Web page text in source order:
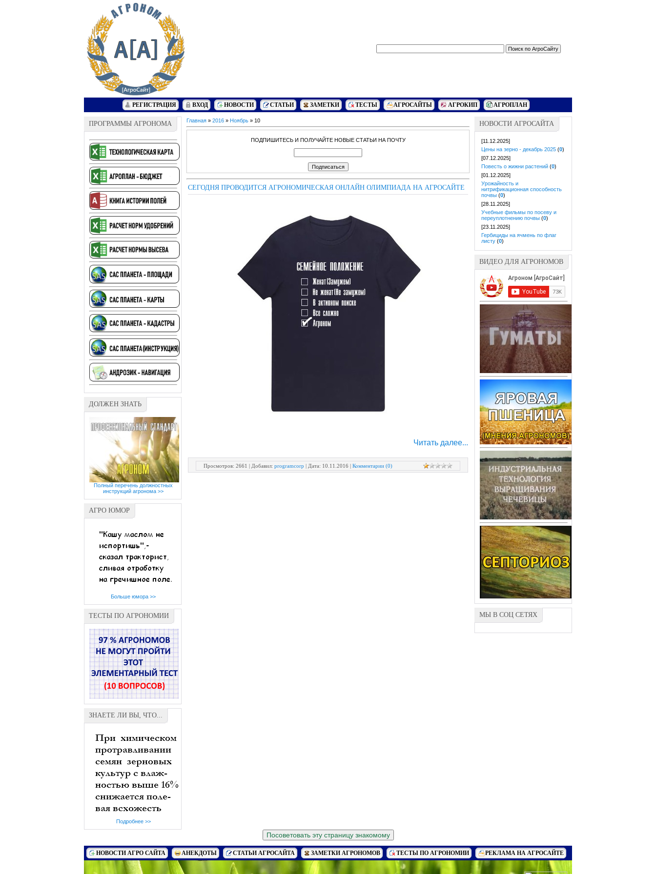
РЕГИСТРАЦИЯ ВХОД НОВОСТИ СТАТЬИ ЗАМЕТКИ ТЕСТЫ АГРОСАЙТЫ АГРОКИП АГРОПЛАН
ПРОГРАММЫ АГРОНОМА
ДОЛЖЕН ЗНАТЬ
Полный перечень должностных
инструкций агронома >>
АГРО ЮМОР
Больше юмора >>
ТЕСТЫ ПО АГРОНОМИИ
ЗНАЕТЕ ЛИ ВЫ, ЧТО...
Подробнее >>
НОВОСТИ АГРОСАЙТА
[11.12.2025]
Цены на зерно - декабрь 2025 (0)
[07.12.2025]
Повесть о жижни растений (0)
[01.12.2025]
Урожайность и
нитрификационная способность
почвы (0)
[28.11.2025]
Учебные фильмы по посеву и
переуплотнению почвы (0)
[23.11.2025]
Гербициды на ячмень по флаг
листу (0)
ВИДЕО ДЛЯ АГРОНОМОВ
МЫ В СОЦ СЕТЯХ
Главная » 2016 » Ноябрь » 10
ПОДПИШИТЕСЬ И ПОЛУЧАЙТЕ НОВЫЕ СТАТЬИ НА ПОЧТУ
СЕГОДНЯ ПРОВОДИТСЯ АГРОНОМИЧЕСКАЯ ОНЛАЙН ОЛИМПИАДА НА АГРОСАЙТЕ
Читать далее...
Просмотров: 2661 | Добавил: programcorp | Дата: 10.11.2016 | Комментарии (0)
НОВОСТИ АГРО САЙТА АНЕКДОТЫ СТАТЬИ АГРОСАЙТА ЗАМЕТКИ АГРОНОМОВ ТЕСТЫ ПО АГРОНОМИИ РЕКЛАМА НА АГРОСАЙТЕ